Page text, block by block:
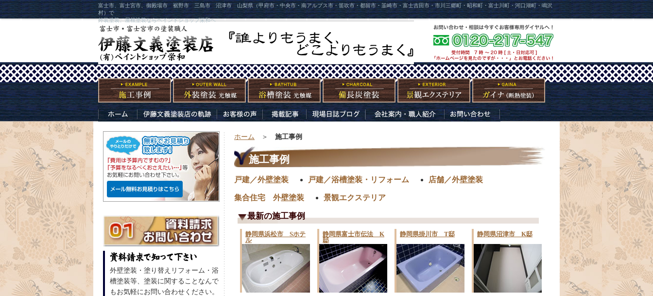
富士市、富士宮市、御殿場市 裾野市 三島市 沼津市 山梨県（甲府市・中央市・南アルプス市・笛吹市・都留市・韮崎市・富士吉田市・市川三郷町・昭和町・富士川町・河口湖町・鳴沢
村）で
外装塗装、屋根塗装ならペイントショップ栄和へ
外壁塗装・塗り替えリフォーム・浴
槽塗装等、塗装に関することなんで
もお気軽にお問い合わせください。
ホーム ＞ 施工事例
施工事例
戸建／外壁塗装 戸建／浴槽塗装・リフォーム 店舗／外壁塗装
集合住宅 外壁塗装 景観エクステリア
最新の施工事例
静岡県浜松市 Sホテ
ル
静岡県富士市伝法 K
邸
静岡県掛川市 T邸 静岡県沼津市 K邸